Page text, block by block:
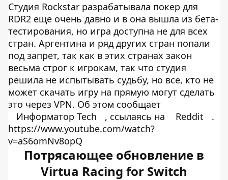
Студия Rockstar разрабатывала покер для
RDR2 еще очень давно и в она вышла из бета-
тестирования, но игра доступна не для всех
стран. Аргентина и ряд других стран попали
под запрет, так как в этих странах закон
весьма строг к игрокам, так что студия
решила не испытывать судьбу, но все, кто не
может скачать игру на прямую могут сделать
это через VPN. Об этом сообщает
Информатор Tech
, ссылаясь на Reddit
.
https://www.youtube.com/watch?
v=aS6omNv8opQ
Потрясающее обновление в
Virtua Racing for Switch